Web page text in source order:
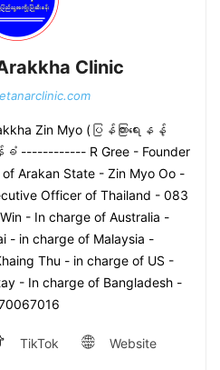
Clinic
Zin Myo (ပြန်ကြားရေးနန့်
R Gree - Founder
Arakan State - Zin Myo Oo -
Officer of Thailand - 083
- In charge of Australia -
- in charge of Malaysia -
Thu - in charge of US -
- In charge of Bangladesh -
TikTok Website